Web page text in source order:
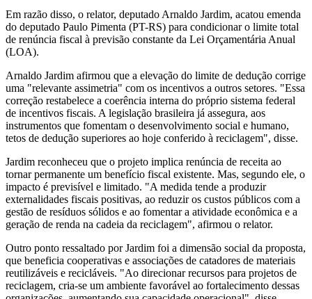
Em razão disso, o relator, deputado Arnaldo Jardim, acatou emenda
do deputado Paulo Pimenta (PT-RS) para condicionar o limite total
de renúncia fiscal à previsão constante da Lei Orçamentária Anual
(LOA).
Arnaldo Jardim afirmou que a elevação do limite de dedução corrige
uma "relevante assimetria" com os incentivos a outros setores. "Essa
correção restabelece a coerência interna do próprio sistema federal
de incentivos fiscais. A legislação brasileira já assegura, aos
instrumentos que fomentam o desenvolvimento social e humano,
tetos de dedução superiores ao hoje conferido à reciclagem", disse.
Jardim reconheceu que o projeto implica renúncia de receita ao
tornar permanente um benefício fiscal existente. Mas, segundo ele, o
impacto é previsível e limitado. "A medida tende a produzir
externalidades fiscais positivas, ao reduzir os custos públicos com a
gestão de resíduos sólidos e ao fomentar a atividade econômica e a
geração de renda na cadeia da reciclagem", afirmou o relator.
Outro ponto ressaltado por Jardim foi a dimensão social da proposta,
que beneficia cooperativas e associações de catadores de materiais
reutilizáveis e recicláveis. "Ao direcionar recursos para projetos de
reciclagem, cria-se um ambiente favorável ao fortalecimento dessas